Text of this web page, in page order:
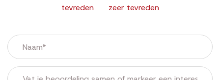
tevreden zeer tevreden